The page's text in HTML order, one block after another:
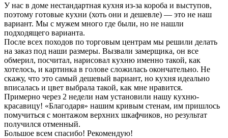
У нас в доме нестандартная кухня из-за короба и выступов,
поэтому готовые кухни (хоть они и дешевле) — это не наш
вариант. Мы с мужем много где были, но не нашли
подходящего варианта.
После всех походов по торговым центрам мы решили делать
на заказ под наши размеры. Вызвали замерщика, он все
обмерил, посчитал, нарисовал кухню именно такой, как
хотелось, и картинка в голове сложилась окончательно. Не
скажу, что это самый дешевый вариант, но кухня идеально
вписалась и цвет выбрала такой, как мне нравится.
Примерно через 2 недели нам установили нашу кухню-
красавицу! «Благодаря» нашим кривым стенам, им пришлось
помучиться с монтажом верхних шкафчиков, но результат
получился отменный.
Большое всем спасибо! Рекомендую!